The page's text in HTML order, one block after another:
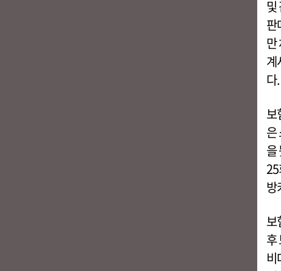
및
판
만
계
다.
보
은
을
방
보
후
비